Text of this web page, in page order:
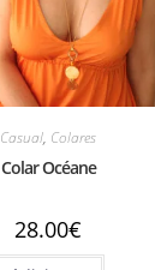
Casual, Colares
Colar Océane
28.00€